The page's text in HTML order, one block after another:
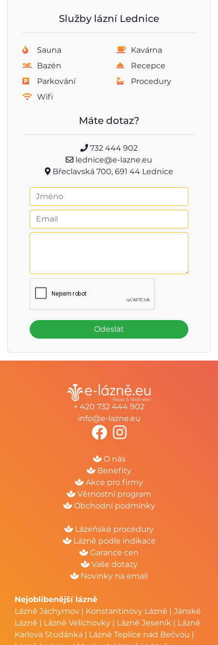
Služby lázní Lednice
Sauna
Kavárna
Bazén
Recepce
Parkování
Procedury
Wifi
Máte dotaz?
732 444 902
lednice@e-lazne.eu
Břeclavská 700, 691 44 Lednice
Odeslat
+ 420 732 444 902
info@e-lazne.eu
O nás
Benefity
Akce pro firmy
Věrnostní program
Obchodní podmínky
Lázeňské procedury
Lázně podle indikace
Garance cen
Vaše dotazy
Novinky na email
Nejoblíbenější lázně
Lázně Jáchymov | Konstantinovy Lázně | Jánské
Lázně | Lázně Velichovky | Lázně Jeseník | Lázně
Karlova Studánka | Lázně Teplice nad Bečvou |